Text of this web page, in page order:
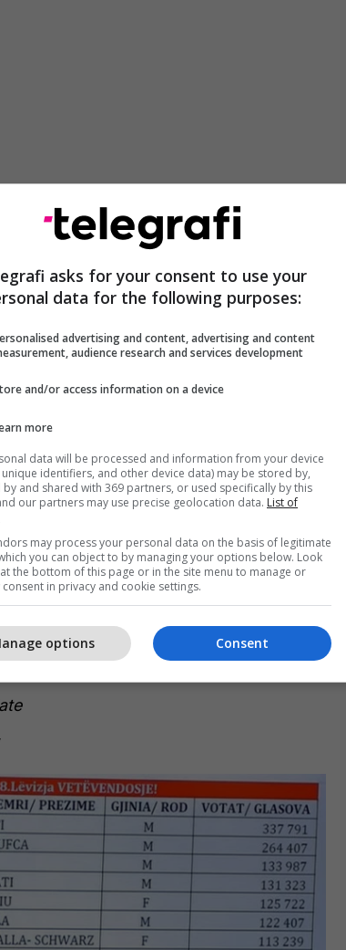
Bedri Hamza më i votuari – Lista e
LDK siguron 20 mandate - emrat e
deputetëve që ulen në Kuvend
asks for your consent to use your
data for the following purposes:
advertising and content, advertising and content
audience research and services development
and/or access information on a device
more
data will be processed and information from your device
identifiers, and other device data) may be stored by,
by and shared with 369 partners, or used specifically by this
our partners may use precise geolocation data. List of
may process your personal data on the basis of legitimate
you can object to by managing your options below. Look
the bottom of this page or in the site menu to manage or
in privacy and cookie settings.
Consent
options